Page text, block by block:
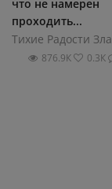
что не намерен
проходить...
Тихие Радости Зла
876.9К 0.3К